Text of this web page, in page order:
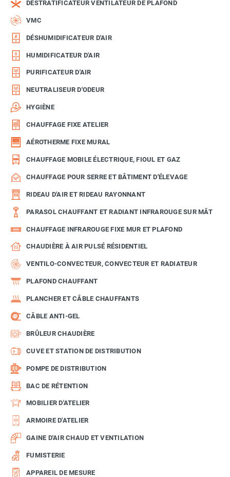
DÉSTRATIFICATEUR VENTILATEUR DE PLAFOND
VMC
DÉSHUMIDIFICATEUR D'AIR
HUMIDIFICATEUR D'AIR
PURIFICATEUR D'AIR
NEUTRALISEUR D'ODEUR
HYGIÈNE
CHAUFFAGE FIXE ATELIER
AÉROTHERME FIXE MURAL
CHAUFFAGE MOBILE ÉLECTRIQUE, FIOUL ET GAZ
CHAUFFAGE POUR SERRE ET BÂTIMENT D'ÉLEVAGE
RIDEAU D'AIR ET RIDEAU RAYONNANT
PARASOL CHAUFFANT ET RADIANT INFRAROUGE SUR MÂT
CHAUFFAGE INFRAROUGE FIXE MUR ET PLAFOND
CHAUDIÈRE À AIR PULSÉ RÉSIDENTIEL
VENTILO-CONVECTEUR, CONVECTEUR ET RADIATEUR
PLAFOND CHAUFFANT
PLANCHER ET CÂBLE CHAUFFANTS
CÂBLE ANTI-GEL
BRÛLEUR CHAUDIÈRE
CUVE ET STATION DE DISTRIBUTION
POMPE DE DISTRIBUTION
BAC DE RÉTENTION
MOBILIER D'ATELIER
ARMOIRE D'ATELIER
GAINE D'AIR CHAUD ET VENTILATION
FUMISTERIE
APPAREIL DE MESURE